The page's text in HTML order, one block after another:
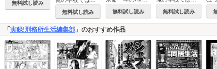
無料試し読み
無料試し読み 無料試し読み 無料試し読み
「 実録!刑務所生活編集部 」のおすすめ作品